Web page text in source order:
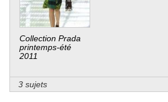
Collection Prada
printemps-été
2011
3 sujets